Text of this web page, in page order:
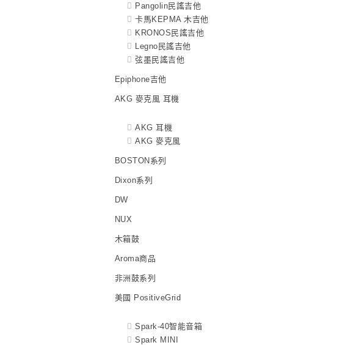
Pangolin民謠吉他
卡馬KEPMA 木吉他
KRONOS民謠吉他
Legno民謠吉他
弦墨民謠吉他
Epiphone吉他
AKG 麥克風 耳機
AKG 耳機
AKG 麥克風
BOSTON系列
Dixon系列
DW
NUX
木箱鼓
Aroma商品
非洲鼓系列
美國 PositiveGrid
Spark-40智能音箱
Spark MINI